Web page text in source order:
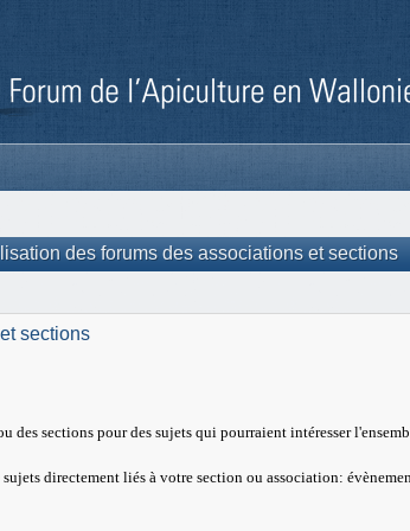
des forums des associations et sections
sections
des sections pour des sujets qui pourraient intéresser
directement liés à votre section ou association: